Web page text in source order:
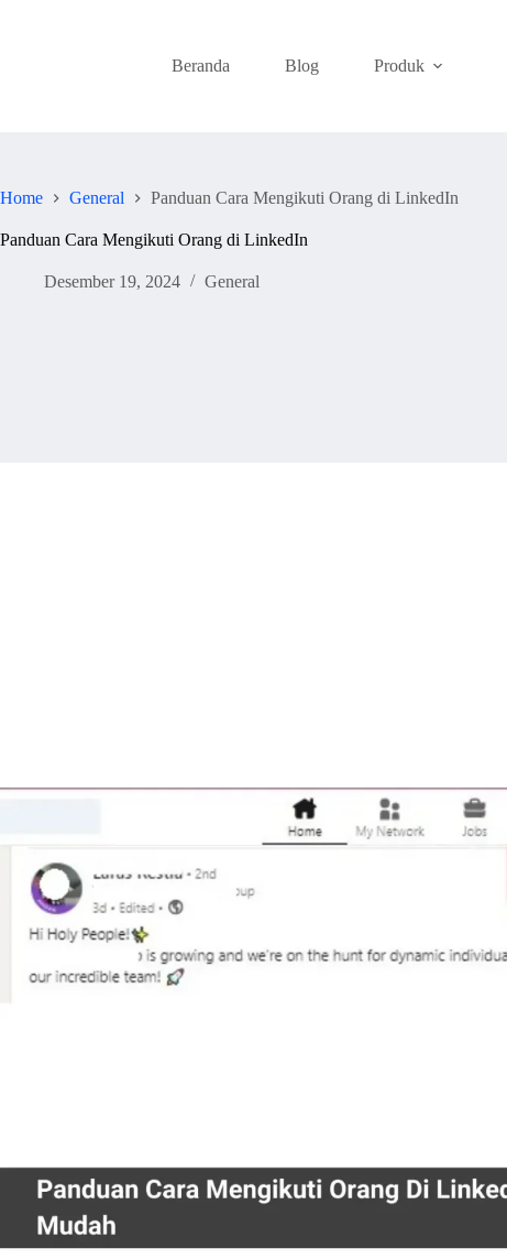
Beranda
Blog Produk
Home General Panduan Cara Mengikuti Orang di LinkedIn
Panduan Cara Mengikuti Orang di LinkedIn
Desember 19, 2024 General